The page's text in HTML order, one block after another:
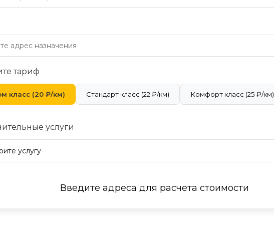
тариф
класс (20 ₽/км) Стандарт класс (22 ₽/км) Комфорт класс (25 ₽/км)
услуги
Введите адреса для расчета стоимости